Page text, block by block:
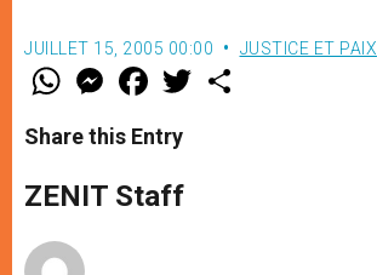
JUILLET 15, 2005 00:00 JUSTICE ET PAIX
W
t
s
p
p
M
e
s
e
g
e
F
a
e
b
o
k
w
Share this Entry
ZENIT Staff